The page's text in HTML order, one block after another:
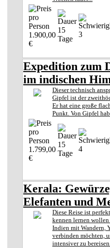
1.900,00
€
15
Tage
3
Expedition zum
im indischen
Dieser technisch
Gipfel ist der
Er hat eine große
Punkt. Von Gipfel
1.799,00
€
15
Tage
4
Kerala:
Elefanten und
Diese Reise ist
kennen lernen
Indien mit Wandern,
verbinden möchten,
intensiver zu